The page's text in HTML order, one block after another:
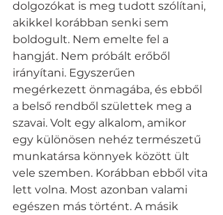
dolgozókat is meg tudott szólítani,
akikkel korábban senki sem
boldogult. Nem emelte fel a
hangját. Nem próbált erőből
irányítani. Egyszerűen
megérkezett önmagába, és ebből
a belső rendből születtek meg a
szavai. Volt egy alkalom, amikor
egy különösen nehéz természetű
munkatársa könnyek között ült
vele szemben. Korábban ebből vita
lett volna. Most azonban valami
egészen más történt. A másik